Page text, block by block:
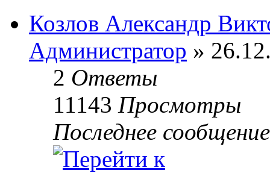
Козлов Александр
Администратор »
2 Ответы
11143 Просмотры
Последнее